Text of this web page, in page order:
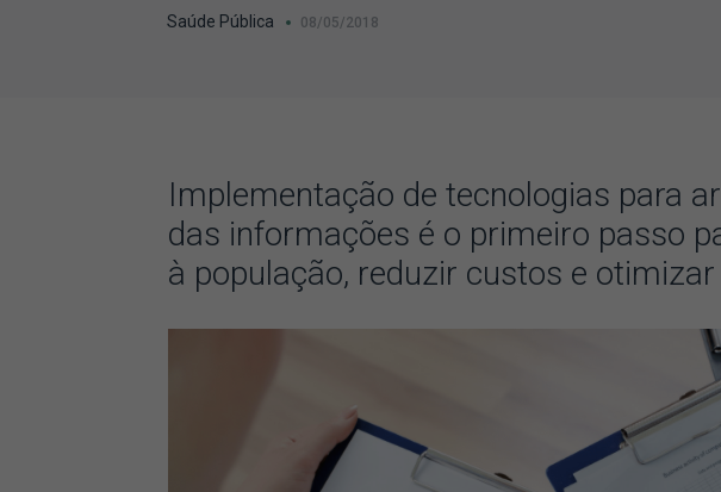
Saúde Pública 08/05/2018
Implementação de tecnologias para
das informações é o primeiro passo
à população, reduzir custos e